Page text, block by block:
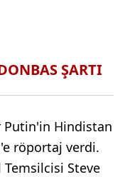
ŞARTI
Putin'in Hindistan
röportaj verdi.
Steve